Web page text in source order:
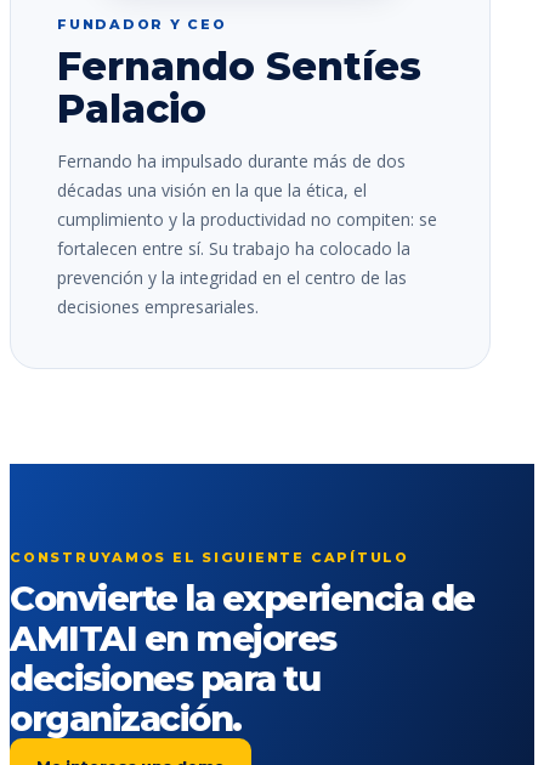
FUNDADOR Y CEO
Fernando Sentíes
Palacio
Fernando ha impulsado durante más de dos
décadas una visión en la que la ética, el
cumplimiento y la productividad no compiten: se
fortalecen entre sí. Su trabajo ha colocado la
prevención y la integridad en el centro de las
decisiones empresariales.
CONSTRUYAMOS EL SIGUIENTE CAPÍTULO
Convierte la experiencia de
AMITAI en mejores
decisiones para tu
organización.